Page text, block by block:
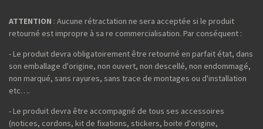
ATTENTION : Aucune rétractation ne sera acceptée si le produit
retourné est impropre à sa re commercialisation. Par conséquent :
- Le produit devra obligatoirement être retourné en parfait état, dans
son emballage d'origine, non ouvert, non descellé, non endommagé,
non marqué, sans rayures, sans trace de montages ou d'installation
etc….
- Le produit devra être accompagné de tous ses accessoires
(notices, cordons, kit de fixations, stickers, boite d'origine,